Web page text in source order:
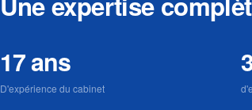
17 ans
D'expérience du cabinet